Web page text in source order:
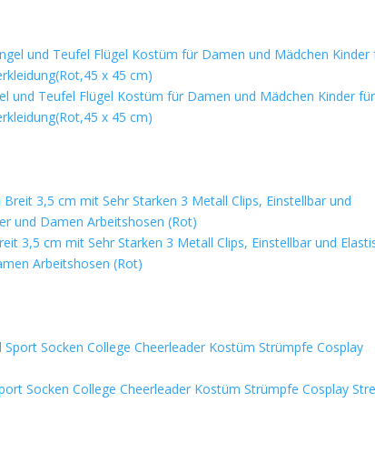
und Teufel Flügel Kostüm für Damen und Mädchen Kinder für
x 45 cm)
3,5 cm mit Sehr Starken 3 Metall Clips, Einstellbar und
Arbeitshosen (Rot)
Socken College Cheerleader Kostüm Strümpfe Cosplay